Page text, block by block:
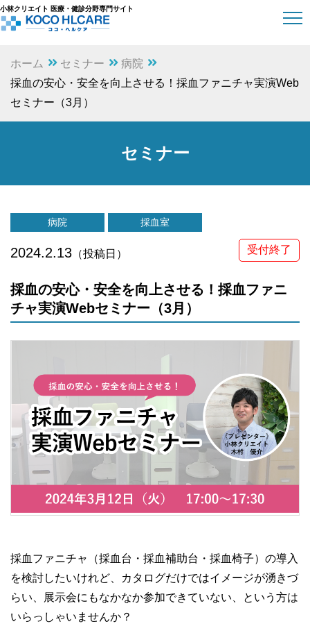
小林クリエイト 医療・健診分野専門サイト
ホーム セミナー
病院
採血の安心・安全を向上させる！採血ファニチャ実演Web
セミナー（3月）
セミナー
病院 採血室
2024.2.13 （投稿日） 受付終了
採血の安心・安全を向上させる！採血ファニ
チャ実演Webセミナー（3月）
採血ファニチャ（採血台・採血補助台・採血椅子）の導入
を検討したいけれど、カタログだけではイメージが湧きづ
らい、展示会にもなかなか参加できていない、という方は
いらっしゃいませんか？